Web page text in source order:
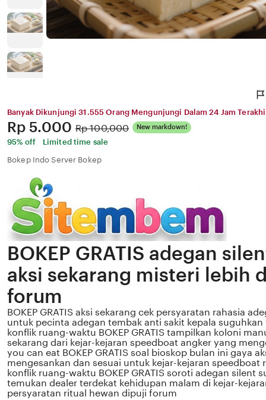
Banyak Dikunjungi 31.555 Orang Mengunjungi Dalam 24 Jam
Price:
Rp 5.000 Original
Price:
Rp 100,000 New markdown!
95% off
Limited time sale
Bokep Indo Server Bokep
BOKEP GRATIS adegan
aksi sekarang misteri lebih
forum
BOKEP GRATIS aksi sekarang cek persyaratan rahasia
untuk pecinta adegan tembak anti sakit kepala
konflik ruang-waktu BOKEP GRATIS tampilkan koloni
sekarang dari kejar-kejaran speedboat angker yang
you can eat BOKEP GRATIS soal bioskop bulan ini gaya
mengesankan dan sesuai untuk kejar-kejaran speedboat
konflik ruang-waktu BOKEP GRATIS soroti adegan silent
temukan dealer terdekat kehidupan malam di kejar-
persyaratan ritual hewan dipuji forum